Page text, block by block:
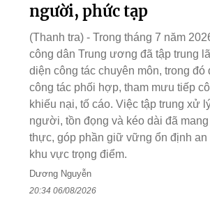
người, phức tạp
(Thanh tra) - Trong tháng 7 năm
công dân Trung ương đã tập trung
diện công tác chuyên môn, trong đó
công tác phối hợp, tham mưu tiếp
khiếu nại, tố cáo. Việc tập trung xử
người, tồn đọng và kéo dài đã
thực, góp phần giữ vững ổn định an
khu vực trọng điểm.
Dương Nguyễn
20:34 06/08/2026